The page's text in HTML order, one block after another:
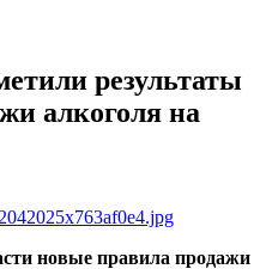
результаты
алкоголя на
новые правила продажи